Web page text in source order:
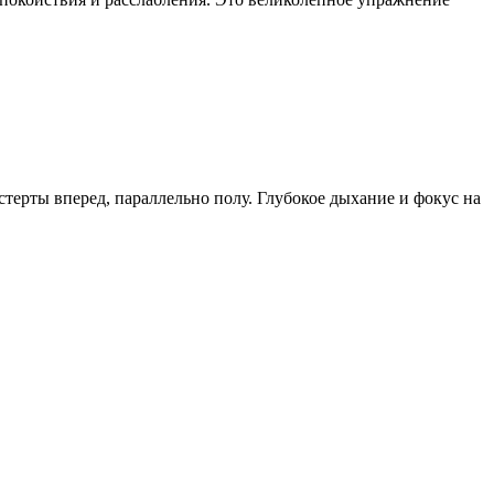
вперед, параллельно полу. Глубокое дыхание и фокус на